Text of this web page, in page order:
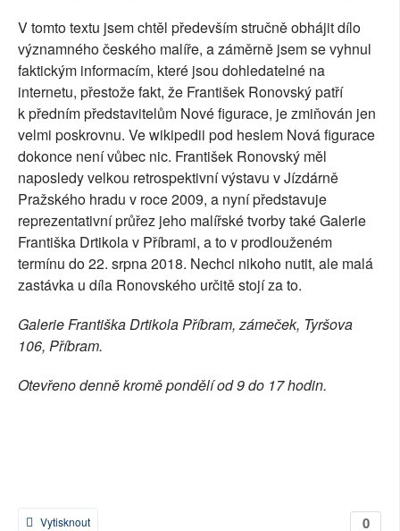
V tomto textu jsem chtěl především stručně obhájit dílo
významného českého malíře, a záměrně jsem se vyhnul
faktickým informacím, které jsou dohledatelné na
internetu, přestože fakt, že František Ronovský patří
k předním představitelům Nové figurace, je zmiňován jen
velmi poskrovnu. Ve wikipedii pod heslem Nová figurace
dokonce není vůbec nic. František Ronovský měl
naposledy velkou retrospektivní výstavu v Jízdárně
Pražského hradu v roce 2009, a nyní představuje
reprezentativní průřez jeho malířské tvorby také Galerie
Františka Drtikola v Příbrami, a to v prodlouženém
termínu do 22. srpna 2018. Nechci nikoho nutit, ale malá
zastávka u díla Ronovského určitě stojí za to.
Galerie Františka Drtikola Příbram, zámeček, Tyršova
106, Příbram.
Otevřeno denně kromě pondělí od 9 do 17 hodin.
0
Vytisknout